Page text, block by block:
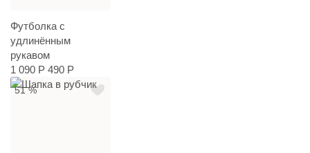
Футболка с
удлинённым
рукавом
1 090 Р 490 Р
51 %